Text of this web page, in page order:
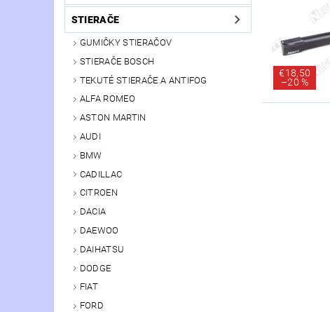
STIERAČE
GUMIČKY STIERAČOV
STIERAČE BOSCH
TEKUTÉ STIERAČE A ANTIFOG
ALFA ROMEO
ASTON MARTIN
AUDI
BMW
CADILLAC
CITROEN
DACIA
DAEWOO
DAIHATSU
DODGE
FIAT
FORD
€18,50
–20 %